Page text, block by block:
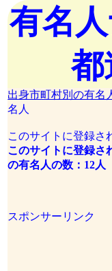
有名
都
出身市町村別の有名
名人
このサイトに登録さ
このサイトに登録さ
の有名人の数：12人
スポンサーリンク